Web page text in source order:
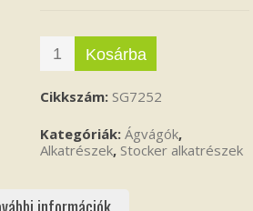
Kosárba
Cikkszám: SG7252
Kategóriák:Ágvágók,
Alkatrészek, Stocker alkatrészek
információk